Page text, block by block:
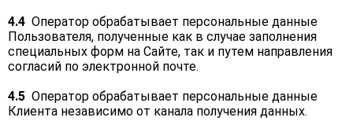
4.4 Оператор обрабатывает персональные данные
Пользователя, полученные как в случае заполнения
специальных форм на Сайте, так и путем направления
согласий по электронной почте.
4.5 Оператор обрабатывает персональные данные
Клиента независимо от канала получения данных.